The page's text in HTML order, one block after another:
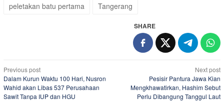
peletakan batu pertama
Tangerang
SHARE
Post
navigation
Previous post
Dalam Kurun Waktu 100 Hari, Nusron
Wahid akan Libas 537 Perusahaan
Sawit Tanpa IUP dan HGU
Next post
Pesisir Pantura Jawa Kian
Mengkhawatirkan, Hashim Sebut
Perlu Dibangung Tanggul Laut